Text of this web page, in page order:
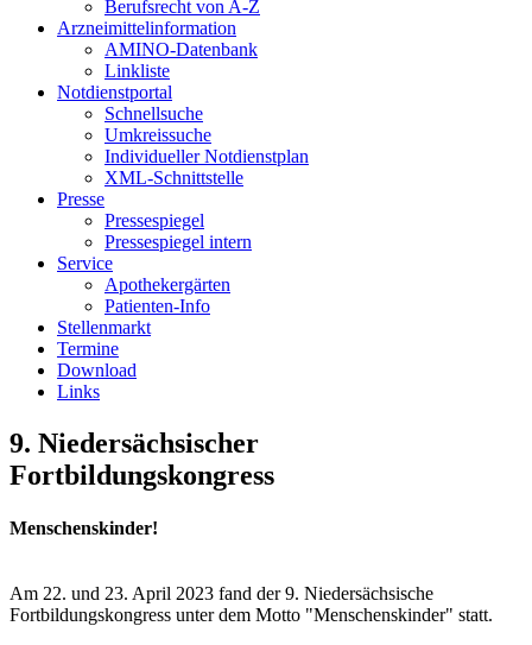
Berufsrecht von A-Z
Arzneimittelinformation
AMINO-Datenbank
Linkliste
Notdienstportal
Schnellsuche
Umkreissuche
Individueller Notdienstplan
XML-Schnittstelle
Presse
Pressespiegel
Pressespiegel intern
Service
Apothekergärten
Patienten-Info
Stellenmarkt
Termine
Download
Links
9. Niedersächsischer
Fortbildungskongress
Menschenskinder!
Am 22. und 23. April 2023 fand der 9. Niedersächsische
Fortbildungskongress unter dem Motto "Menschenskinder" statt.